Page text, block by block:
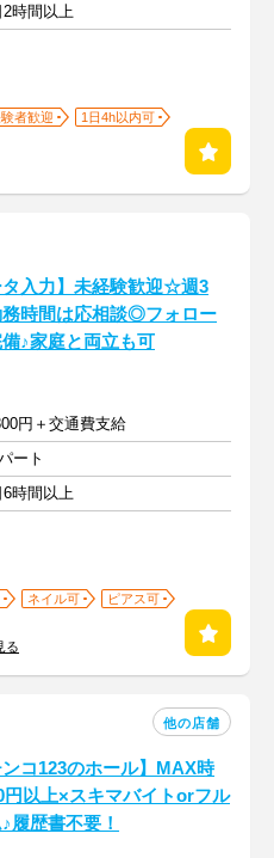
時間以上
者歓迎
1日4h以内可
タ入力】未経験歓迎☆週3
務時間は応相談◎フォロー
♪家庭と両立も可
円＋交通費支給
ート
時間以上
ネイル可
ピアス可
る
他の店舗
ンコ123のホール】MAX時
円以上×スキマバイトorフル
履歴書不要！